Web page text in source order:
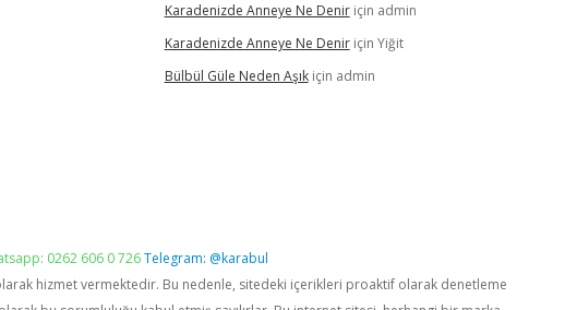
Karadenizde Anneye Ne Deniriçin admin
Karadenizde Anneye Ne Deniriçin Yiğit
Bülbül Güle Neden Aşıkiçin admin
0262 606 0 726Telegram: @karabul
olarak hizmet vermektedir. Bu nedenle, sitedeki içerikleri proaktif olarak denetleme